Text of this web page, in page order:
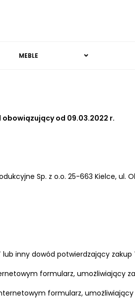
MEBLE
od 09.03.2022 r.
Sp. z o.o. 25-663 Kielce, ul.
inny dowód potwierdzający zakup
formularz, umożliwiający
formularz,